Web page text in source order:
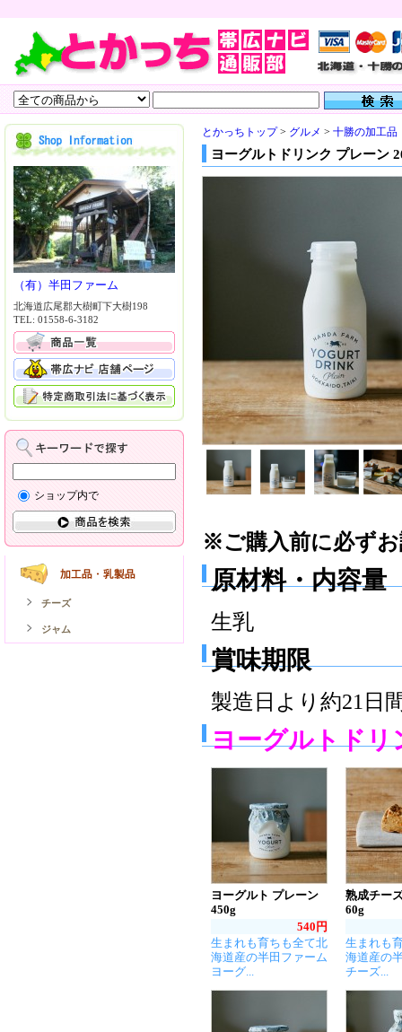
とかっちトップ> グルメ > 十勝の加工品
ヨーグルトドリンク プレーン
※ご購入前に必ず
原材料・内容量
生乳
賞味期限
製造日より約21日
ヨーグルトドリ
ヨーグルト プレーン
450g
540円
生まれも育ちも全て北
海道産の半田ファーム
ヨーグ...
熟成チー
60g
生まれも
海道産の
チーズ...
（有）半田ファーム
北海道広尾郡大樹町下大樹198
TEL: 01558-6-3182
ショップ内で
チーズ
ジャム